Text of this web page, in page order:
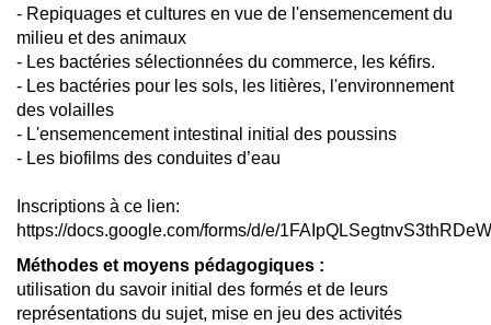
- Repiquages et cultures en vue de l'ensemencement du
milieu et des animaux
- Les bactéries sélectionnées du commerce, les kéfirs.
- Les bactéries pour les sols, les litières, l'environnement
des volailles
- L'ensemencement intestinal initial des poussins
- Les biofilms des conduites d’eau
Inscriptions à ce lien:
https://docs.google.com/forms/d/e/
Méthodes et moyens pédagogiques :
utilisation du savoir initial des formés et de leurs
représentations du sujet, mise en jeu des activités